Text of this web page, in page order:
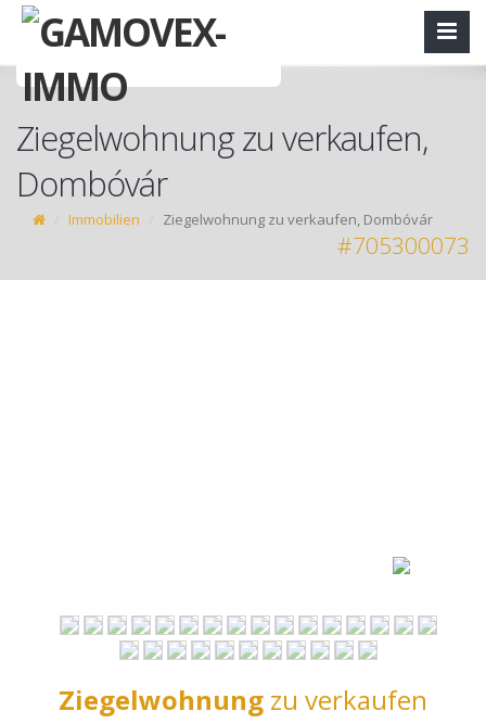
Ziegelwohnung zu verkaufen,
Dombóvár
Immobilien Ziegelwohnung zu verkaufen, Dombóvár
#705300073
Ziegelwohnung zu verkaufen